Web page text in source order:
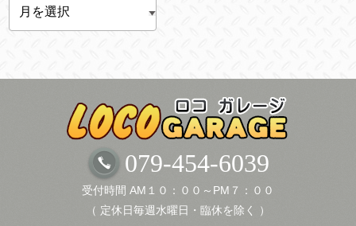
ブ
079-454-6039
受付時間 AM１０：００～PM７：００
（ 定休日毎週水曜日・臨休を除く ）